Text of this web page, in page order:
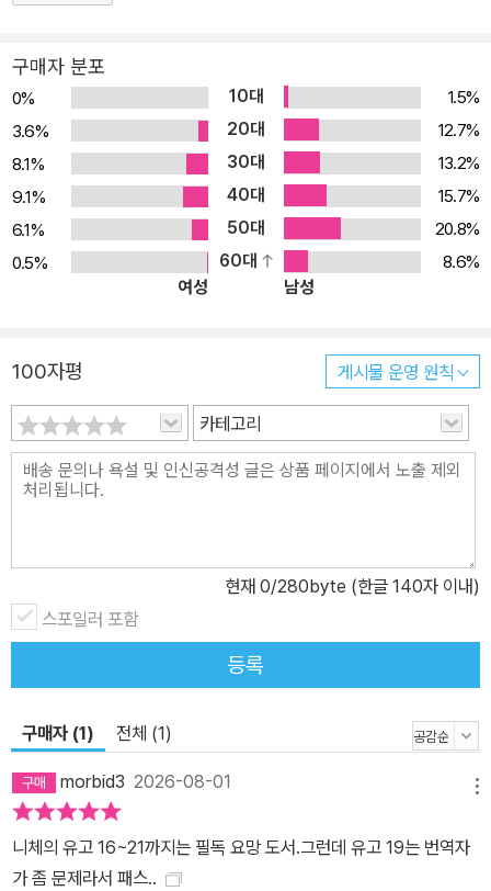
어머니와 함께 예나에서 거주했다. 어머니가 죽자 여동생 엘리자베트
죽었다.
구매자 분포
0% 10대
1.5%
3.6%
20대
12.7%
8.1%
30대
13.2%
9.1%
40대
15.7%
6.1%
50대
20.8%
0.5%
60대
8.6%
여성
남성
100자평 게시물 운영 원칙
카테고리
현재 0/280byte (한글 140자 이내)
스포일러 포함
등록
구매자 (1) 전체 (1)
morbid3 2026-08-01
니체의 유고 16~21까지는 필독 요망 도서.그런데 유고 19는 번역자
가 좀 문제라서 패스..